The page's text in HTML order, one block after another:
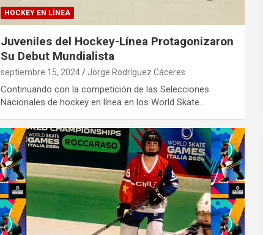
HOCKEY EN LÍNEA
Juveniles del Hockey-Línea Protagonizaron
Su Debut Mundialista
septiembre 15, 2024 Jorge Rodríguez Cáceres
Continuando con la competición de las Selecciones
Nacionales de hockey en línea en los World Skate…